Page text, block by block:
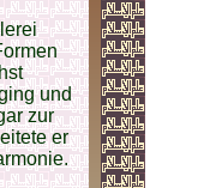
und
zur
er